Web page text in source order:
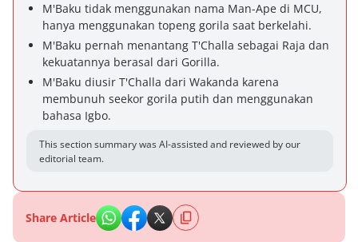
M'Baku tidak menggunakan nama Man-Ape di MCU,
hanya menggunakan topeng gorila saat berkelahi.
M'Baku pernah menantang T'Challa sebagai Raja dan
kekuatannya berasal dari Gorilla.
M'Baku diusir T'Challa dari Wakanda karena
membunuh seekor gorila putih dan menggunakan
bahasa Igbo.
This section summary was AI-assisted and reviewed by our
editorial team.
Share Article